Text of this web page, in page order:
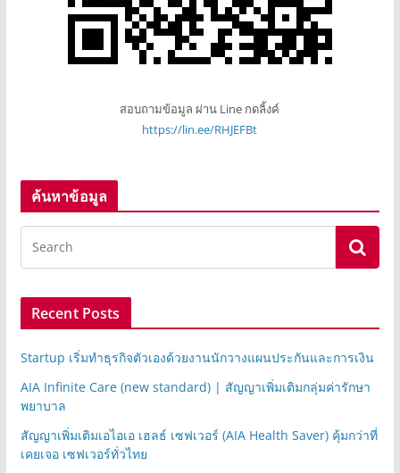
สอบถามข้อมูล ผ่าน Line กดลิ้งค์
https://lin.ee/RHJEFBt
ค้นหาข้อมูล
Recent Posts
Startup เริ่มทำธุรกิจตัวเองด้วยงานนักวางแผนประกันและการเงิน
AIA Infinite Care (new standard) | สัญญาเพิ่มเติมกลุ่มค่ารักษา
พยาบาล
สัญญาเพิ่มเติมเอไอเอ เฮลธ์ เซฟเวอร์ (AIA Health Saver) คุ้มกว่าที่
เคยเจอ เซฟเวอร์ทั่วไทย